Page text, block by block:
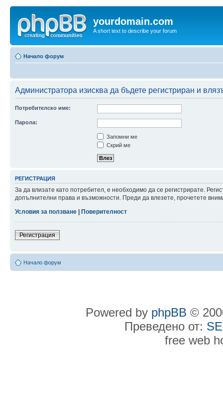
yourdomain.com
A short text to describe your forum
Начало форум
Администратора изисква да бъдете регистриран и
Потребителско име:
Парола:
Запомни ме
Скрий ме
РЕГИСТРАЦИЯ
За да влизате като потребител, е необходимо да се регистрирате.
допълнителни права и възможности. Преди да влезете, прочетете
Условия за ползване
Поверителност
Регистрация
Начало форум
Powered by phpBB ©
Преведено от:
free web